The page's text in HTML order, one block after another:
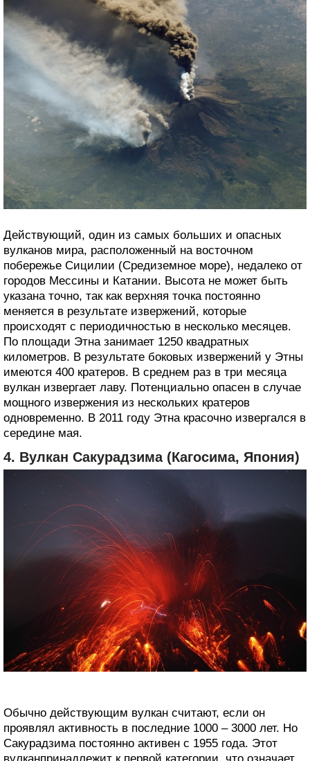
Действующий, один из самых больших и опасных
вулканов мира, расположенный на восточном
побережье Сицилии (Средиземное море), недалеко от
городов Мессины и Катании. Высота не может быть
указана точно, так как верхняя точка постоянно
меняется в результате извержений, которые
происходят с периодичностью в несколько месяцев.
По площади Этна занимает 1250 квадратных
километров. В результате боковых извержений у Этны
имеются 400 кратеров. В среднем раз в три месяца
вулкан извергает лаву. Потенциально опасен в случае
мощного извержения из нескольких кратеров
одновременно. В 2011 году Этна красочно извергался в
середине мая.
4. Вулкан Сакурадзима (Кагосима, Япония)
Обычно действующим вулкан считают, если он
проявлял активность в последние 1000 – 3000 лет. Но
Сакурадзима постоянно активен с 1955 года. Этот